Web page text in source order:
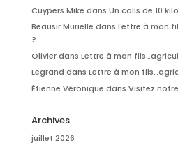
Cuypers Mike dans Un colis de 10
Beausir Murielle dans Lettre à mon
?
Olivierdans Lettre à mon
Legrand dans Lettre à mon
Étienne Véronique dans Visitez
Archives
juillet 2026